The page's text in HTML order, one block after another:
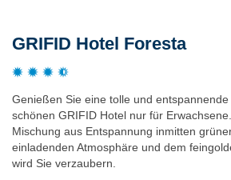
GRIFID Hotel Foresta
Genießen Sie eine tolle und
schönen GRIFID Hotel nur für
Mischung aus Entspannung inmitten
einladenden Atmosphäre und dem
wird Sie verzaubern.